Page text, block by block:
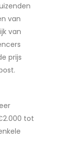
van
van
prijs
tot